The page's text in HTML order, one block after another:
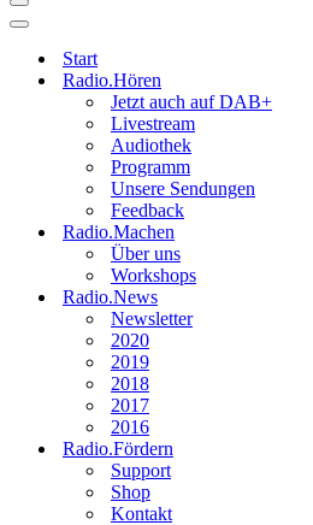
Navigationsmenü
Navigationsmenü
Start
Radio.Hören
Jetzt auch auf DAB+
Livestream
Audiothek
Programm
Unsere Sendungen
Feedback
Radio.Machen
Über uns
Workshops
Radio.News
Newsletter
2020
2019
2018
2017
2016
Radio.Fördern
Support
Shop
Kontakt